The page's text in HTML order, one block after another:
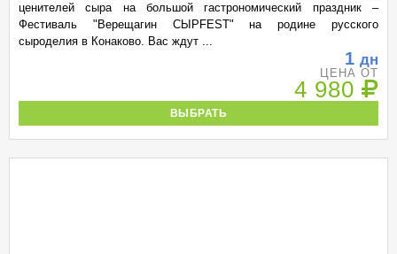
ценителей сыра на большой гастрономический праздник –
Фестиваль "Верещагин СЫРFEST" на родине русского
сыроделия в Конаково. Вас ждут ...
1 дн
ЦЕНА ОТ
4 980
ВЫБРАТЬ